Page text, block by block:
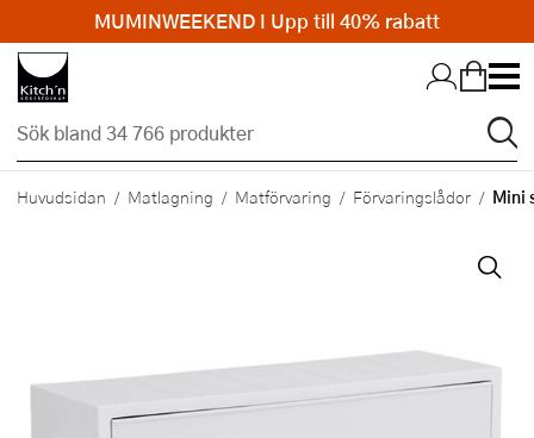
Hopp till huvudinnehållet
Huvudsidan Matlagning Matförvaring Förvaringslådor Mini
MUMINWEEKEND I Upp till 40% rabatt